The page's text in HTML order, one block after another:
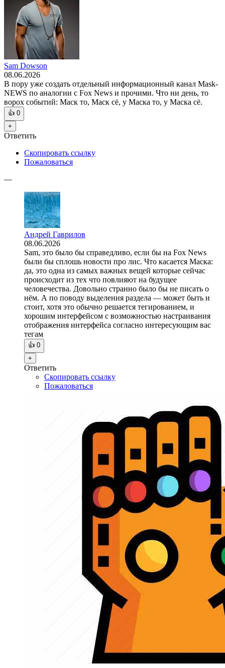
Sam Dowson
08.06.2026
В пору уже создать отдельный информационный канал Mask-
NEWS по аналогии с Fox News и прочими. Что ни день, то
ворох событий: Маск то, Маск сё, у Маска то, у Маска сё.
👍 0
+
Ответить
Скопировать ссылку
Пожаловаться
—
Андрей Гаврилов
08.06.2026
Sam, это было бы справедливо, если бы на Fox News
были бы сплошь новости про лис. Что касается Маска:
да, это одна из самых важных вещей которые сейчас
происходит из тех что повлияют на будущее
человечества. Довольно странно было бы не писать о
нём. А по поводу выделения раздела — может быть и
стоит, хотя это обычно решается тегированием, и
хорошим интерфейсом с возможностью настраивания
отображения интерфейса согласно интересующим вас
тегам
👍 0
+
Ответить
Скопировать ссылку
Пожаловаться